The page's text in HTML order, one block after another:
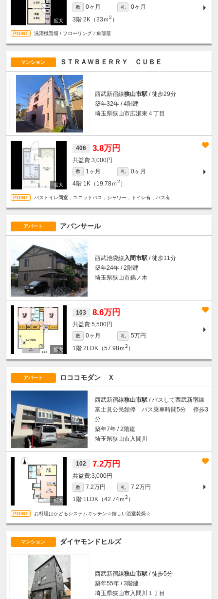
敷 0ヶ月 礼
0ヶ月
3階 2K（33ｍ2 ）
洗濯機置場 / フローリング / 角部屋
マンション ＳＴＲＡＷＢＥＲＲＹ ＣＵＢＥ
西武新宿線狭山市駅 / 徒歩29分
築年32年 / 4階建
埼玉県狭山市広瀬東４丁目
406 3.8万円
3,000円
敷 1ヶ月 礼
0ヶ月
4階 1K（19.78ｍ2 ）
バストイレ同室，ユニットバス，シャワー，トイレ有，バス有
アパート アバンサール
西武池袋線入間市駅 / 徒歩11分
築年24年 / 2階建
埼玉県狭山市鵜ノ木
103 8.6万円
5,500円
敷 0ヶ月 礼
5万円
1階 2LDK（57.98ｍ2 ）
アパート ロココモダン Ｘ
西武新宿線狭山市駅 / バスして西武新宿線
富士見公民館停 バス乗車時間5分 停歩3
分
築年7年 / 2階建
埼玉県狭山市入間川
102 7.2万円
3,000円
敷 7.2万円 礼
7.2万円
1階 1LDK（42.74ｍ2 ）
お料理はかどるシステムキッチン☆嬉しい浴室乾燥☆
マンション ダイヤモンドヒルズ
西武新宿線狭山市駅 / 徒歩5分
築年55年 / 3階建
埼玉県狭山市入間川１丁目